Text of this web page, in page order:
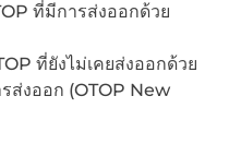
ที่มีการส่งออกด้วย
ที่ยังไม่เคยส่งออกด้วย
ส่งออก (OTOP New